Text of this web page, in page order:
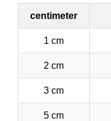
centimeter
1 cm
2 cm
3 cm
5 cm